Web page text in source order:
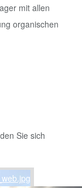
mit allen
organischen
Sie sich